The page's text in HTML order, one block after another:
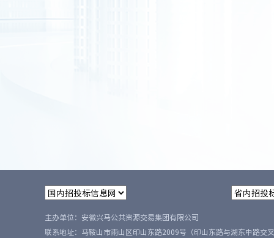
主办单位：安徽兴马公共资源交易集团有限公司
联系地址：马鞍山市雨山区印山东路2009号（印山东路与湖东中路交